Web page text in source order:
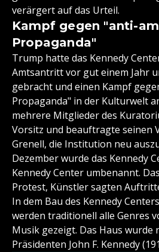
verärgert auf das Urteil.
Kampf gegen "anti-
Propaganda"
Trump hatte das Kennedy
Amtsantritt vor gut einem Jahr
gebracht und einen Kampf
Propaganda" in der Kulturwelt
mehrere Mitglieder des
Vorsitz und beauftragte seinen
Grenell, die Institution neu
Dezember wurde das Kennedy
Kennedy Center umbenannt.
Protest, Künstler sagten
In dem Bau des Kennedy
werden traditionell alle Genres
Musik gezeigt. Das Haus wurde
Präsidenten John F. Kennedy